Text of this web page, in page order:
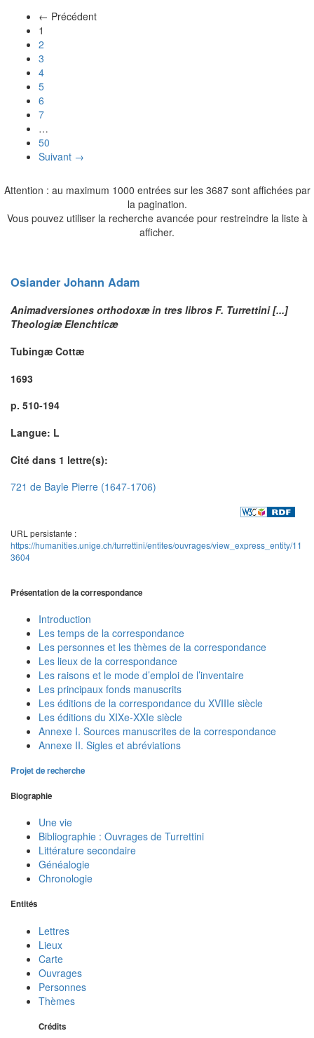
← Précédent
1
2
3
4
5
6
7
…
50
Suivant →
Attention : au maximum 1000 entrées sur les 3687 sont affichées par
la pagination.
Vous pouvez utiliser la recherche avancée pour restreindre la liste à
afficher.
Osiander Johann Adam
Animadversiones orthodoxæ in tres libros F. Turrettini [...]
Theologiæ Elenchticæ
Tubingæ Cottæ
1693
p. 510-194
Langue: L
Cité dans 1 lettre(s):
721 de Bayle Pierre (1647-1706)
URL persistante :
https://humanities.unige.ch/turrettini/entites/ouvrages/view_express_entity/11
3604
Présentation de la correspondance
Introduction
Les temps de la correspondance
Les personnes et les thèmes de la correspondance
Les lieux de la correspondance
Les raisons et le mode d’emploi de l’inventaire
Les principaux fonds manuscrits
Les éditions de la correspondance du XVIIIe siècle
Les éditions du XIXe-XXIe siècle
Annexe I. Sources manuscrites de la correspondance
Annexe II. Sigles et abréviations
Projet de recherche
Biographie
Une vie
Bibliographie : Ouvrages de Turrettini
Littérature secondaire
Généalogie
Chronologie
Entités
Lettres
Lieux
Carte
Ouvrages
Personnes
Thèmes
Crédits